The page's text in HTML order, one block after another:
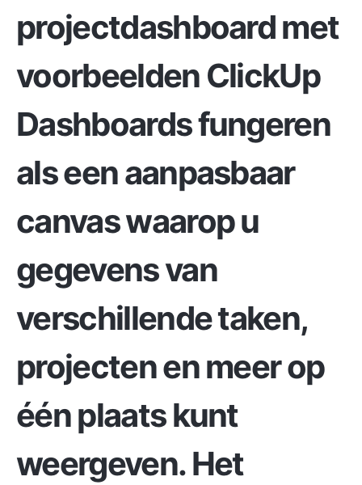
projectdashboard met
voorbeelden ClickUp
Dashboardsfungeren
als een aanpasbaar
canvas waarop u
gegevens van
verschillende taken,
projecten en meer op
één plaats kunt
weergeven. Het